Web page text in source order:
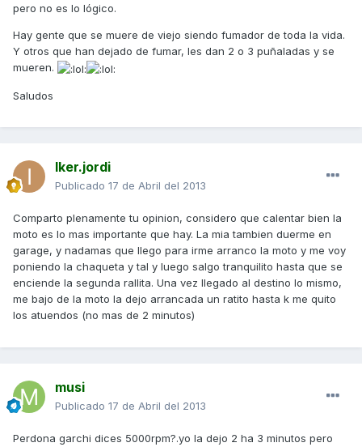
pero no es lo lógico.
Hay gente que se muere de viejo siendo fumador de toda la vida.
Y otros que han dejado de fumar, les dan 2 o 3 puñaladas y se
mueren.
Saludos
Iker.jordi
Publicado 17 de Abril del 2013
Comparto plenamente tu opinion, considero que calentar bien la
moto es lo mas importante que hay. La mia tambien duerme en
garage, y nadamas que llego para irme arranco la moto y me voy
poniendo la chaqueta y tal y luego salgo tranquilito hasta que se
enciende la segunda rallita. Una vez llegado al destino lo mismo,
me bajo de la moto la dejo arrancada un ratito hasta k me quito
los atuendos (no mas de 2 minutos)
musi
Publicado 17 de Abril del 2013
Perdona garchi dices 5000rpm?.yo la dejo 2 ha 3 minutos pero